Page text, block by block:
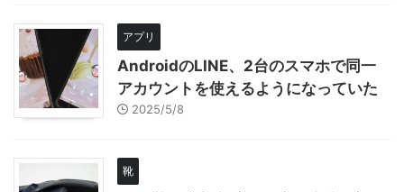
アプリ
AndroidのLINE、2台のスマホで同一
アカウントを使えるようになっていた
2025/5/8
靴